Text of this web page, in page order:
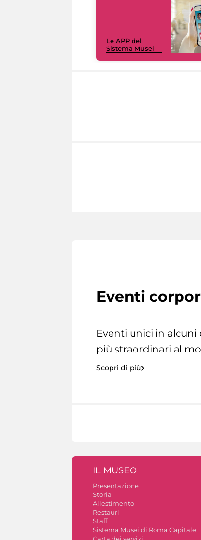
Le APP del
Sistema Musei
Eventi
Eventi unici in alcuni
più straordinari al
Scopri di più
IL MUSEO
Presentazione
Storia
Allestimento
Restauri
Staff
Sistema Musei di Roma Capitale